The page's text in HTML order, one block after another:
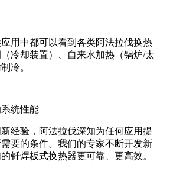
用中都可以看到各类阿法拉伐换热
冷却装置）、自来水加热（锅炉/太
冷。
统性能
经验，阿法拉伐深知为任何应用提
要的条件。我们的专家不断开发新
钎焊板式换热器更可靠、更高效。